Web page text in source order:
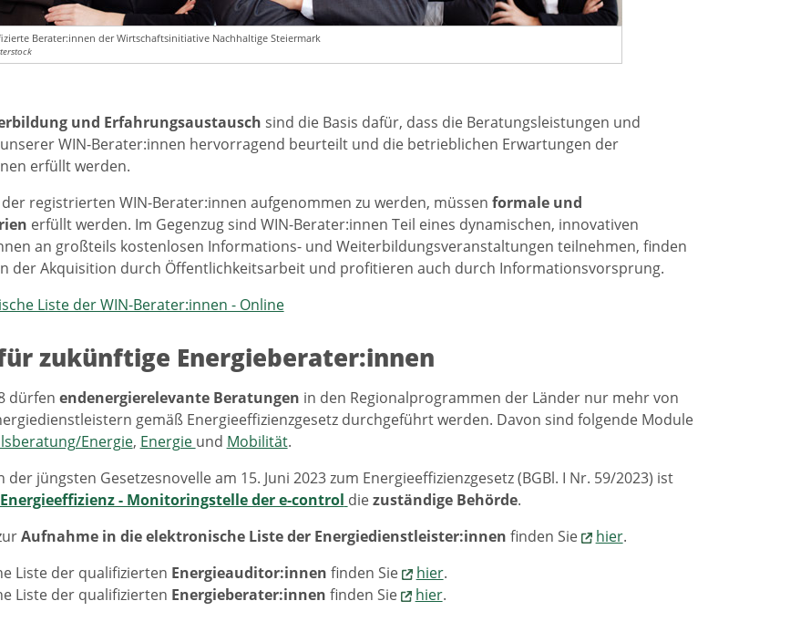
Berater:innen der Wirtschaftsinitiative Nachhaltige Steiermark
und Erfahrungsaustausch sind die Basis dafür, dass die Beratungsleistungen und
WIN-Berater:innen hervorragend beurteilt und die betrieblichen Erwartungen der
erfüllt werden.
registrierten WIN-Berater:innen aufgenommen zu werden, müssen formale und
erfüllt werden. Im Gegenzug sind WIN-Berater:innen Teil eines dynamischen, innovativen
an großteils kostenlosen Informations- und Weiterbildungsveranstaltungen teilnehmen, finden
der Akquisition durch Öffentlichkeitsarbeit und profitieren auch durch Informationsvorsprung.
Liste der WIN-Berater:innen - Online
zukünftige Energieberater:innen
dürfen endenergierelevante Beratungen in den Regionalprogrammen der Länder nur mehr von
gemäß Energieeffizienzgesetz durchgeführt werden. Davon sind folgende Module
Energie, Energie und Mobilität.
jüngsten Gesetzesnovelle am 15. Juni 2023 zum Energieeffizienzgesetz (BGBl. I Nr. 59/2023) ist
Energieeffizienz - Monitoringstelle der e-control diezuständige Behörde.
Aufnahme in die elektronische Liste der Energiedienstleister:innen finden Sie hier.
Liste der qualifizierten Energieauditor:innen finden Sie hier.
Liste der qualifizierten Energieberater:innen finden Sie hier.